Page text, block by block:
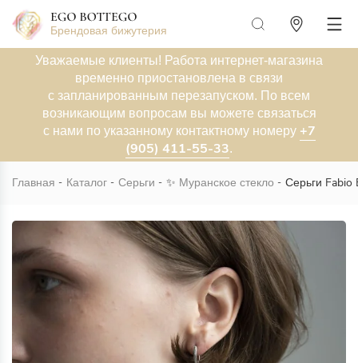
Брендовая бижутерия
Уважаемые клиенты! Работа интернет-магазина
временно приостановлена в связи
с запланированным перезапуском. По всем
возникающим вопросам вы можете связаться
с нами по указанному контактному номеру +7
(905) 411-55-33.
Главная Каталог Серьги ✨ Муранское стекло Серьги Fabio